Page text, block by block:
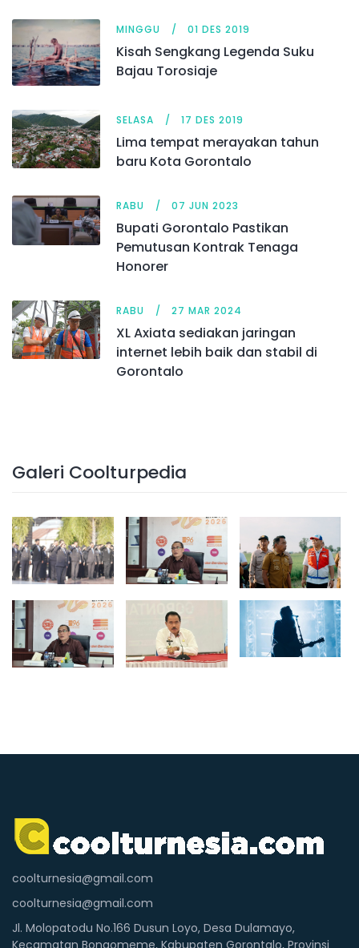
MINGGU 01 DES 2019
Kisah Sengkang Legenda Suku
Bajau Torosiaje
SELASA 17 DES 2019
Lima tempat merayakan tahun
baru Kota Gorontalo
RABU 07 JUN 2023
Bupati Gorontalo Pastikan
Pemutusan Kontrak Tenaga
Honorer
RABU 27 MAR 2024
XL Axiata sediakan jaringan
internet lebih baik dan stabil di
Gorontalo
Galeri Coolturpedia
coolturnesia@gmail.com
coolturnesia@gmail.com
Jl. Molopatodu No.166 Dusun Loyo, Desa Dulamayo,
Kecamatan Bongomeme, Kabupaten Gorontalo, Provinsi